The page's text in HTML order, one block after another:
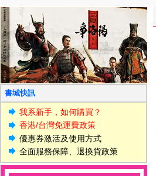
書城快訊
我系新手，如何購買？
香港/台灣免運費政策
優惠券激活及使用方式
全面服務保障、退換貨政策